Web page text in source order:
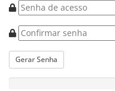
Gerar Senha